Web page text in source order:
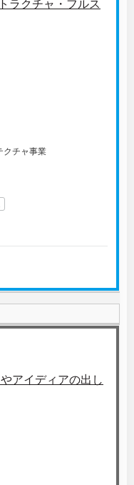
ラクチャ・フルス
クチャ事業
アイディアの出し